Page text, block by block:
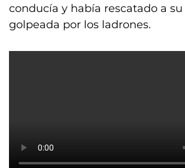
conducía y había rescatado a
golpeada por los ladrones.